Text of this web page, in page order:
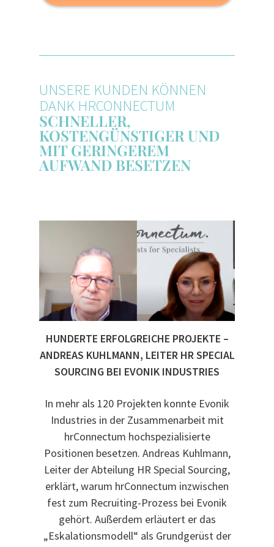
UNSERE KUNDEN KÖNNEN
DANK HRCONNECTUM
SCHNELLER,
KOSTENGÜNSTIGER UND
MIT GERINGEREM
AUFWAND BESETZEN
HUNDERTE ERFOLGREICHE PROJEKTE –
ANDREAS KUHLMANN, LEITER HR SPECIAL
SOURCING BEI EVONIK INDUSTRIES
In mehr als 120 Projekten konnte Evonik
Industries in der Zusammenarbeit mit
hrConnectum hochspezialisierte
Positionen besetzen. Andreas Kuhlmann,
Leiter der Abteilung HR Special Sourcing,
erklärt, warum hrConnectum inzwischen
fest zum Recruiting-Prozess bei Evonik
gehört. Außerdem erläutert er das
„Eskalationsmodell“ als Grundgerüst der